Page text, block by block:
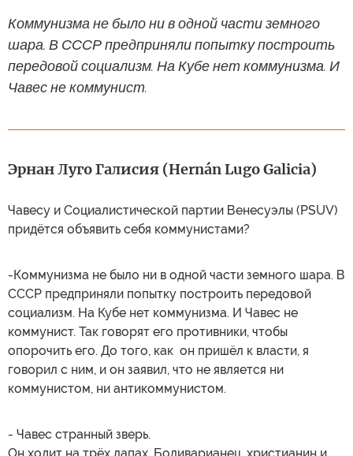
Коммунизма не было ни в одной части земного
шара. В СССР предприняли попытку построить
передовой социализм. На Кубе нет коммунизма. И
Чавес не коммунист.
Эрнан Луго Галисия (Hernán Lugo Galicia)
Чавесу и Социалистической партии Венесуэлы (PSUV)
придётся объявить себя коммунистами?
-Коммунизма не было ни в одной части земного шара. В
СССР предприняли попытку построить передовой
социализм. На Кубе нет коммунизма. И Чавес не
коммунист. Так говорят его противники, чтобы
опорочить его. До того, как он пришёл к власти, я
говорил с ним, и он заявил, что не является ни
коммунистом, ни антикоммунистом.
- Чавес странный зверь.
Он ходит на трёх лапах. Боливарианец, христианин и